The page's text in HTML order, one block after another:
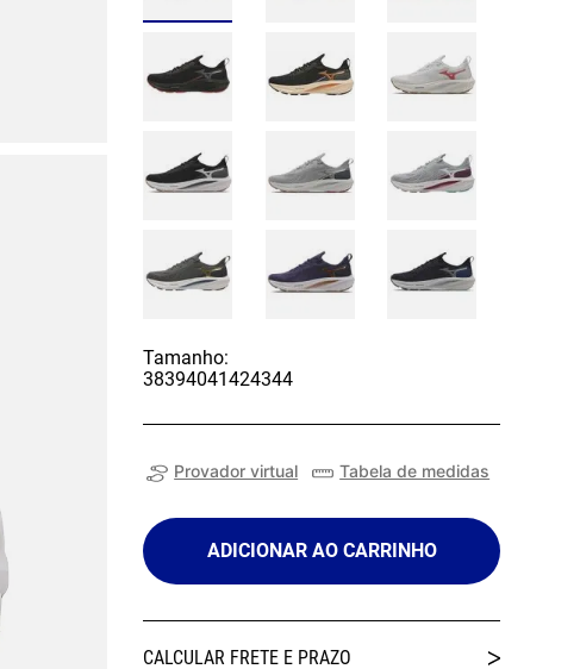
Tamanho:
38394041424344
Provador virtual Tabela de medidas
ADICIONAR AO CARRINHO